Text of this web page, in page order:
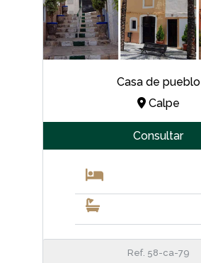
Casa de pueblo
Calpe
Consultar
Ref. 58-ca-79